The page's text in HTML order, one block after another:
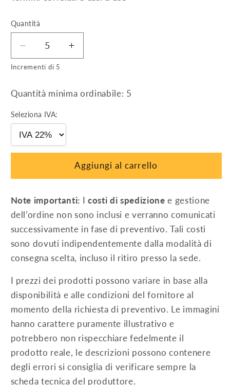
Quantità
Diminuisci
quantità
triangolare
inclinato
10°
-
60
Aumenta
quantità
triangolare
Incrementi di 5
Quantità minima ordinabile: 5
Seleziona IVA:
Aggiungi al carrello
Note importanti: Icosti di spedizione e gestione
dell’ordine non sono inclusi e verranno comunicati
successivamente in fase di preventivo. Tali costi
sono dovuti indipendentemente dalla modalità di
consegna scelta, incluso il ritiro presso la sede.
I prezzi dei prodotti possono variare in base alla
disponibilità e alle condizioni del fornitore al
momento della richiesta di preventivo. Le immagini
hanno carattere puramente illustrativo e
potrebbero non rispecchiare fedelmente il
prodotto reale, le descrizioni possono contenere
degli errori si consiglia di verificare sempre la
scheda tecnica del produttore.